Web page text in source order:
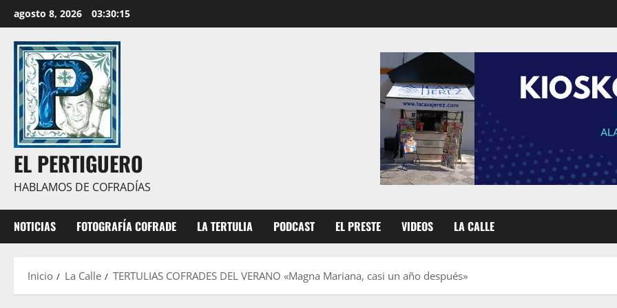
al
contenido
agosto 8, 2026 03:30:16
EL PERTIGUERO
HABLAMOS DE COFRADÍAS
NOTICIAS FOTOGRAFÍA COFRADE LA TERTULIA PODCAST EL PRESTE VIDEOS LA CALLE
Inicio La Calle TERTULIAS COFRADES DEL VERANO «Magna Mariana, casi un año después»